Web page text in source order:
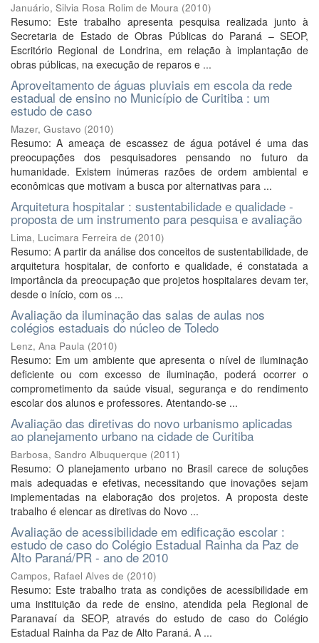
Januário, Silvia Rosa Rolim de Moura (2010)
Resumo: Este trabalho apresenta pesquisa realizada junto à
Secretaria de Estado de Obras Públicas do Paraná – SEOP,
Escritório Regional de Londrina, em relação à implantação de
obras públicas, na execução de reparos e ...
Aproveitamento de águas pluviais em escola da rede
estadual de ensino no Município de Curitiba : um
estudo de caso
Mazer, Gustavo (2010)
Resumo: A ameaça de escassez de água potável é uma das
preocupações dos pesquisadores pensando no futuro da
humanidade. Existem inúmeras razões de ordem ambiental e
econômicas que motivam a busca por alternativas para ...
Arquitetura hospitalar : sustentabilidade e qualidade -
proposta de um instrumento para pesquisa e avaliação
Lima, Lucimara Ferreira de (2010)
Resumo: A partir da análise dos conceitos de sustentabilidade, de
arquitetura hospitalar, de conforto e qualidade, é constatada a
importância da preocupação que projetos hospitalares devam ter,
desde o início, com os ...
Avaliação da iluminação das salas de aulas nos
colégios estaduais do núcleo de Toledo
Lenz, Ana Paula (2010)
Resumo: Em um ambiente que apresenta o nível de iluminação
deficiente ou com excesso de iluminação, poderá ocorrer o
comprometimento da saúde visual, segurança e do rendimento
escolar dos alunos e professores. Atentando-se ...
Avaliação das diretivas do novo urbanismo aplicadas
ao planejamento urbano na cidade de Curitiba
Barbosa, Sandro Albuquerque (2011)
Resumo: O planejamento urbano no Brasil carece de soluções
mais adequadas e efetivas, necessitando que inovações sejam
implementadas na elaboração dos projetos. A proposta deste
trabalho é elencar as diretivas do Novo ...
Avaliação de acessibilidade em edificação escolar :
estudo de caso do Colégio Estadual Rainha da Paz de
Alto Paraná/PR - ano de 2010
Campos, Rafael Alves de (2010)
Resumo: Este trabalho trata as condições de acessibilidade em
uma instituição da rede de ensino, atendida pela Regional de
Paranavaí da SEOP, através do estudo de caso do Colégio
Estadual Rainha da Paz de Alto Paraná. A ...